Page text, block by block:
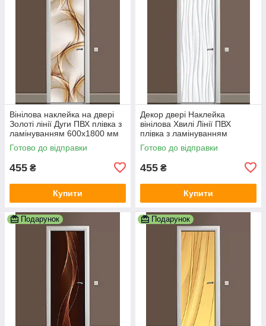
Вінілова наклейка на двері
Золоті лінії Дуги ПВХ плівка з
ламінуванням 600х1800 мм
Абстракція Бежевий
Готово до відправки
455 ₴
Купити
Декор двері Наклейка
вінілова Хвилі Лінії ПВХ
плівка з ламінуванням
600х1800 мм Абстракція
Сірий
Готово до відправки
455 ₴
Купити
Подарунок Подарунок